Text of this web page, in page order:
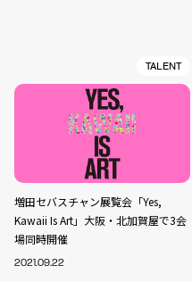
TALENT
増田セバスチャン展覧会「Yes,
Kawaii Is Art」大阪・北加賀屋で3会
場同時開催
2021.09.22